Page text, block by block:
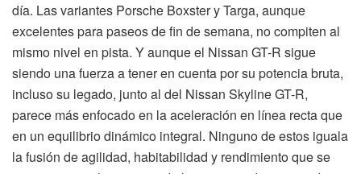
día. Las variantes Porsche Boxster y Targa, aunque
excelentes para paseos de fin de semana, no compiten al
mismo nivel en pista. Y aunque el Nissan GT-R sigue
siendo una fuerza a tener en cuenta por su potencia bruta,
incluso su legado, junto al del Nissan Skyline GT-R,
parece más enfocado en la aceleración en línea recta que
en un equilibrio dinámico integral. Ninguno de estos iguala
la fusión de agilidad, habitabilidad y rendimiento que se